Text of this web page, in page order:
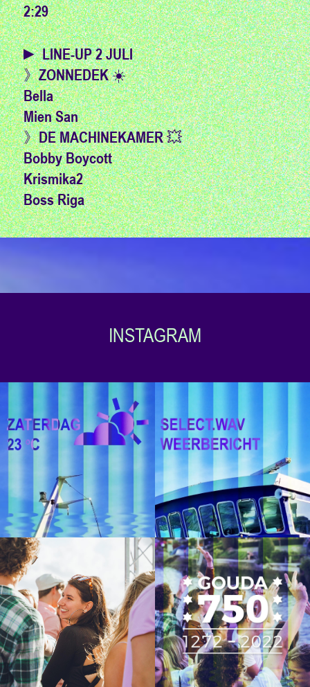
2:29
► LINE-UP 2 JULI
》ZONNEDEK ☀️
Bella
Mien San
》DE MACHINEKAMER 💥
Bobby Boycott
Krismika2
Boss Riga
INSTAGRAM